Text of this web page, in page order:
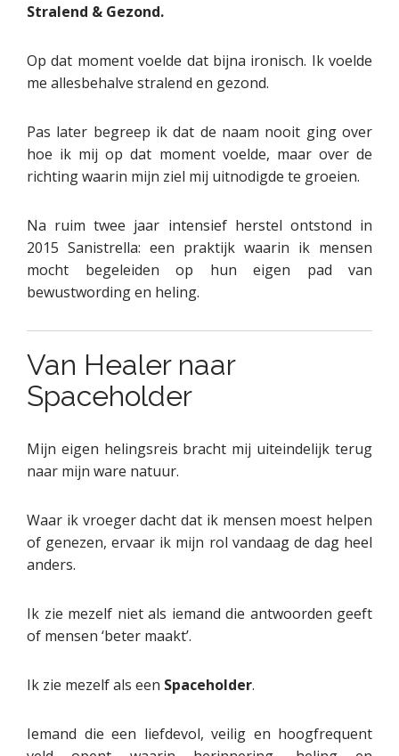
Stralend & Gezond.
Op dat moment voelde dat bijna ironisch. Ik voelde
me allesbehalve stralend en gezond.
Pas later begreep ik dat de naam nooit ging over
hoe ik mij op dat moment voelde, maar over de
richting waarin mijn ziel mij uitnodigde te groeien.
Na ruim twee jaar intensief herstel ontstond in
2015 Sanistrella: een praktijk waarin ik mensen
mocht begeleiden op hun eigen pad van
bewustwording en heling.
Van Healer naar
Spaceholder
Mijn eigen helingsreis bracht mij uiteindelijk terug
naar mijn ware natuur.
Waar ik vroeger dacht dat ik mensen moest helpen
of genezen, ervaar ik mijn rol vandaag de dag heel
anders.
Ik zie mezelf niet als iemand die antwoorden geeft
of mensen ‘beter maakt’.
Ik zie mezelf als een Spaceholder.
Iemand die een liefdevol, veilig en hoogfrequent